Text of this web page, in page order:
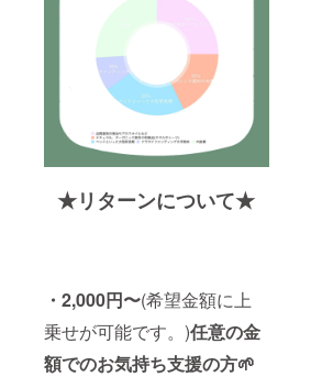
★リターンについて★
・2,000円〜(希望金額に上
乗せが可能です。)任意の金
額でのお気持ち支援の方🌱